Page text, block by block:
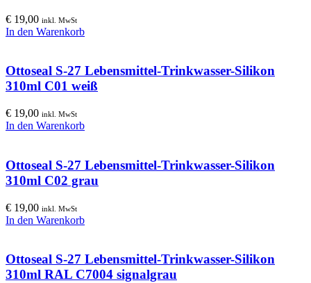
€ 19,00 inkl. MwSt
In den Warenkorb
Ottoseal S-27 Lebensmittel-Trinkwasser-Silikon
310ml C01 weiß
€ 19,00 inkl. MwSt
In den Warenkorb
Ottoseal S-27 Lebensmittel-Trinkwasser-Silikon
310ml C02 grau
€ 19,00 inkl. MwSt
In den Warenkorb
Ottoseal S-27 Lebensmittel-Trinkwasser-Silikon
310ml RAL C7004 signalgrau